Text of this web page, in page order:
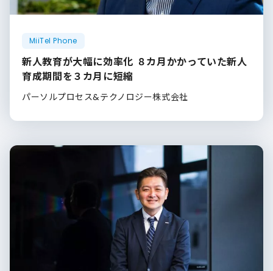
MiiTel Phone
新人教育が大幅に効率化 ８カ月かかっていた新人
育成期間を３カ月に短縮
パーソルプロセス&テクノロジー株式会社